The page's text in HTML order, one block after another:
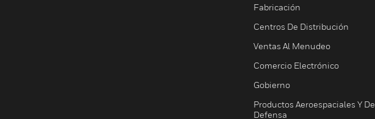
Fabricación
Centros De Distribución
Ventas Al Menudeo
Comercio Electrónico
Gobierno
Productos Aeroespaciales Y De
Defensa